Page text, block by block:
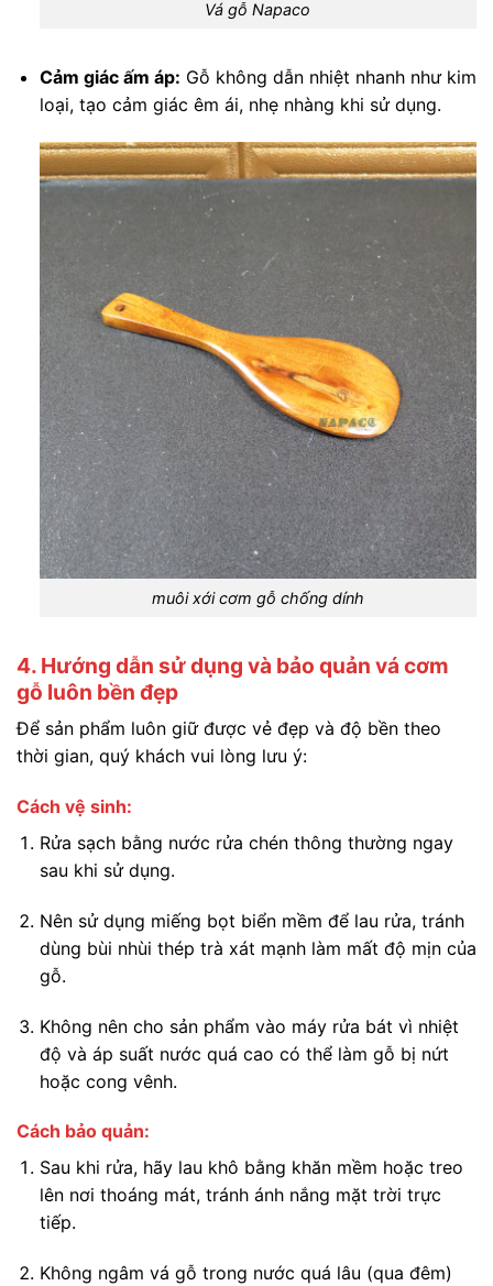
Vá gỗ Napaco
Cảm giác ấm áp: Gỗ không dẫn nhiệt nhanh như kim
loại, tạo cảm giác êm ái, nhẹ nhàng khi sử dụng.
muôi xới cơm gỗ chống dính
4. Hướng dẫn sử dụng và bảo quản vá cơm
gỗ luôn bền đẹp
Để sản phẩm luôn giữ được vẻ đẹp và độ bền theo
thời gian, quý khách vui lòng lưu ý:
Cách vệ sinh:
Rửa sạch bằng nước rửa chén thông thường ngay
sau khi sử dụng.
Nên sử dụng miếng bọt biển mềm để lau rửa, tránh
dùng bùi nhùi thép trà xát mạnh làm mất độ mịn của
gỗ.
Không nên cho sản phẩm vào máy rửa bát vì nhiệt
độ và áp suất nước quá cao có thể làm gỗ bị nứt
hoặc cong vênh.
Cách bảo quản:
Sau khi rửa, hãy lau khô bằng khăn mềm hoặc treo
lên nơi thoáng mát, tránh ánh nắng mặt trời trực
tiếp.
Không ngâm vá gỗ trong nước quá lâu (qua đêm)